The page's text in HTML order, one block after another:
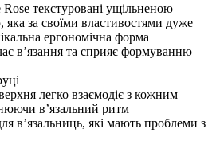
Rose текстуровані ущільненою
за своїми властивостями дуже
ергономічна форма
в’язання та сприяє формуванню
легко взаємодіє з кожним
в’язальний ритм
в’язальниць, які мають проблеми з